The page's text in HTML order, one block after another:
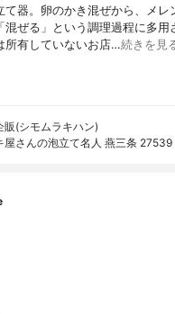
て器。卵のかき混ぜから、メレ
混ぜる」という調理過程に多用
所有していないお店…続きを見
販(シモムラキハン)
屋さんの泡立て名人 燕三条 27539